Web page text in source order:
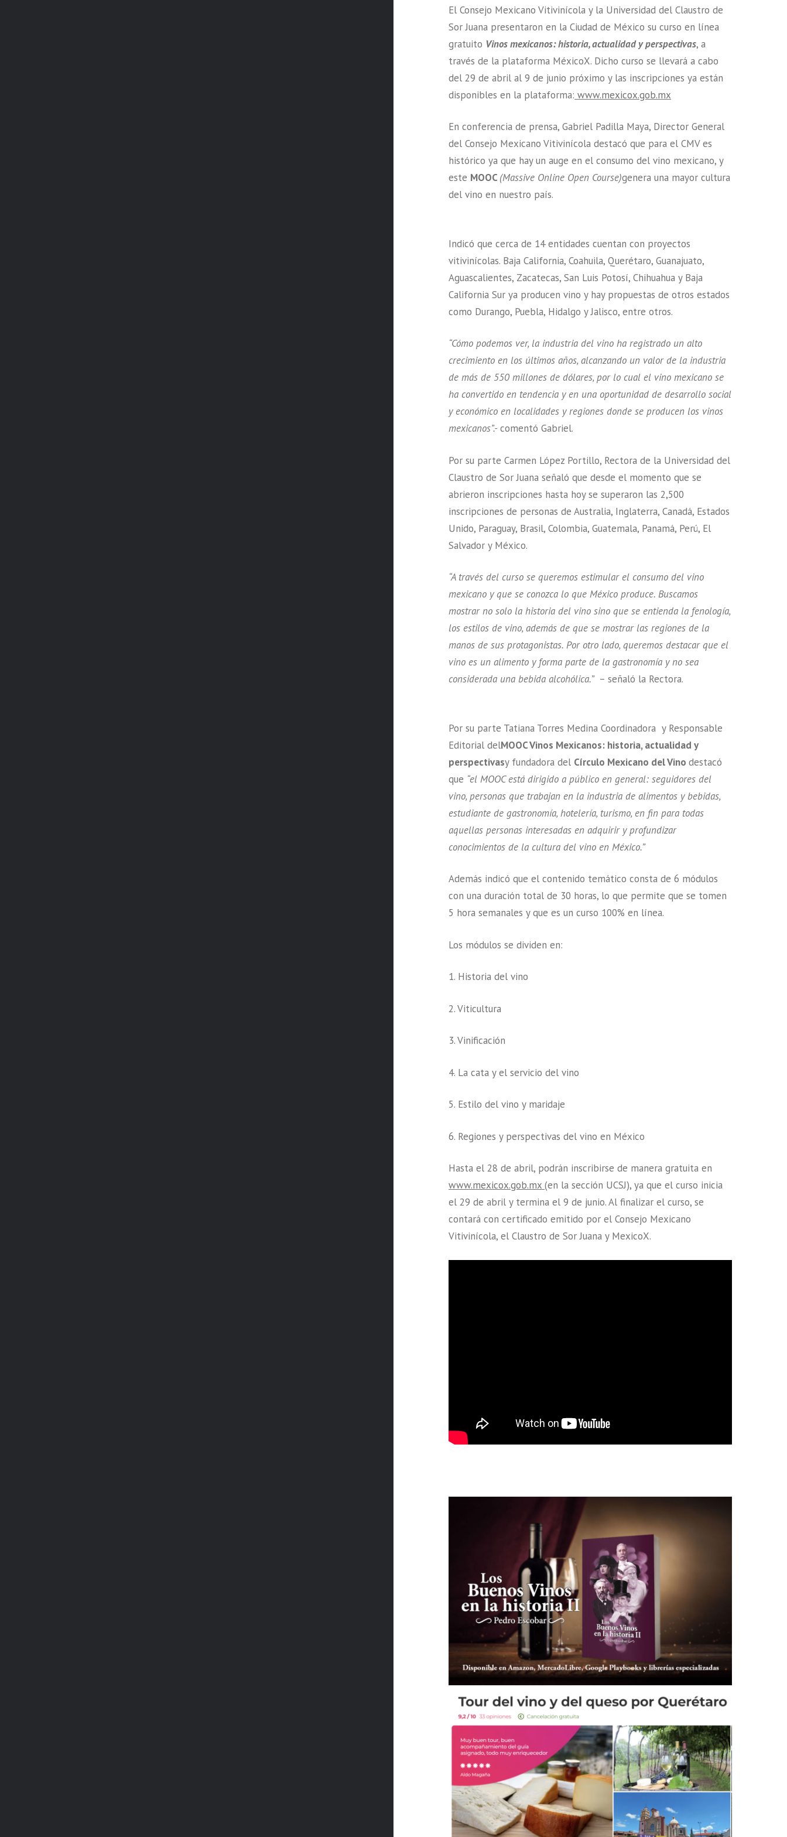
El Consejo Mexicano Vitivinícola y la Universidad del Claustro de
Sor Juana presentaron en la Ciudad de México su curso en línea
gratuito Vinos mexicanos: historia, actualidad y perspectivas, a
través de la plataforma MéxicoX. Dicho curso se llevará a cabo
del 29 de abril al 9 de junio próximo y las inscripciones ya están
disponibles en la plataforma: www.mexicox.gob.mx
En conferencia de prensa, Gabriel Padilla Maya, Director General
del Consejo Mexicano Vitivinícola destacó que para el CMV es
histórico ya que hay un auge en el consumo del vino mexicano, y
este MOOC (Massive Online Open Course)genera una mayor cultura
del vino en nuestro país.
Indicó que cerca de 14 entidades cuentan con proyectos
vitivinícolas. Baja California, Coahuila, Querétaro, Guanajuato,
Aguascalientes, Zacatecas, San Luis Potosí, Chihuahua y Baja
California Sur ya producen vino y hay propuestas de otros estados
como Durango, Puebla, Hidalgo y Jalisco, entre otros.
“Cómo podemos ver, la industria del vino ha registrado un alto
crecimiento en los últimos años, alcanzando un valor de la industria
de más de 550 millones de dólares, por lo cual el vino mexicano se
ha convertido en tendencia y en una oportunidad de desarrollo social
y económico en localidades y regiones donde se producen los vinos
mexicanos”.-comentó Gabriel.
Por su parte Carmen López Portillo, Rectora de la Universidad del
Claustro de Sor Juana señaló que desde el momento que se
abrieron inscripciones hasta hoy se superaron las 2,500
inscripciones de personas de Australia, Inglaterra, Canadá, Estados
Unido, Paraguay, Brasil, Colombia, Guatemala, Panamá, Perú, El
Salvador y México.
“A través del curso se queremos estimular el consumo del vino
mexicano y que se conozca lo que México produce. Buscamos
mostrar no solo la historia del vino sino que se entienda la fenología,
los estilos de vino, además de que se mostrar las regiones de la
manos de sus protagonistas. Por otro lado, queremos destacar que el
vino es un alimento y forma parte de la gastronomía y no sea
considerada una bebida alcohólica.” – señaló la Rectora.
Por su parte Tatiana Torres Medina Coordinadora y Responsable
Editorial delMOOC Vinos Mexicanos: historia, actualidad y
perspectivasy fundadora del Círculo Mexicano del Vinodestacó
que “el MOOC está dirigido a público en general: seguidores del
vino, personas que trabajan en la industria de alimentos y bebidas,
estudiante de gastronomía, hotelería, turismo, en fin para todas
aquellas personas interesadas en adquirir y profundizar
conocimientos de la cultura del vino en México.”
Además indicó que el contenido temático consta de 6 módulos
con una duración total de 30 horas, lo que permite que se tomen
5 hora semanales y que es un curso 100% en línea.
Los módulos se dividen en:
1. Historia del vino
2. Viticultura
3. Vinificación
4. La cata y el servicio del vino
5. Estilo del vino y maridaje
6. Regiones y perspectivas del vino en México
Hasta el 28 de abril, podrán inscribirse de manera gratuita en
www.mexicox.gob.mx(en la sección UCSJ), ya que el curso inicia
el 29 de abril y termina el 9 de junio. Al finalizar el curso, se
contará con certificado emitido por el Consejo Mexicano
Vitivinícola, el Claustro de Sor Juana y MexicoX.